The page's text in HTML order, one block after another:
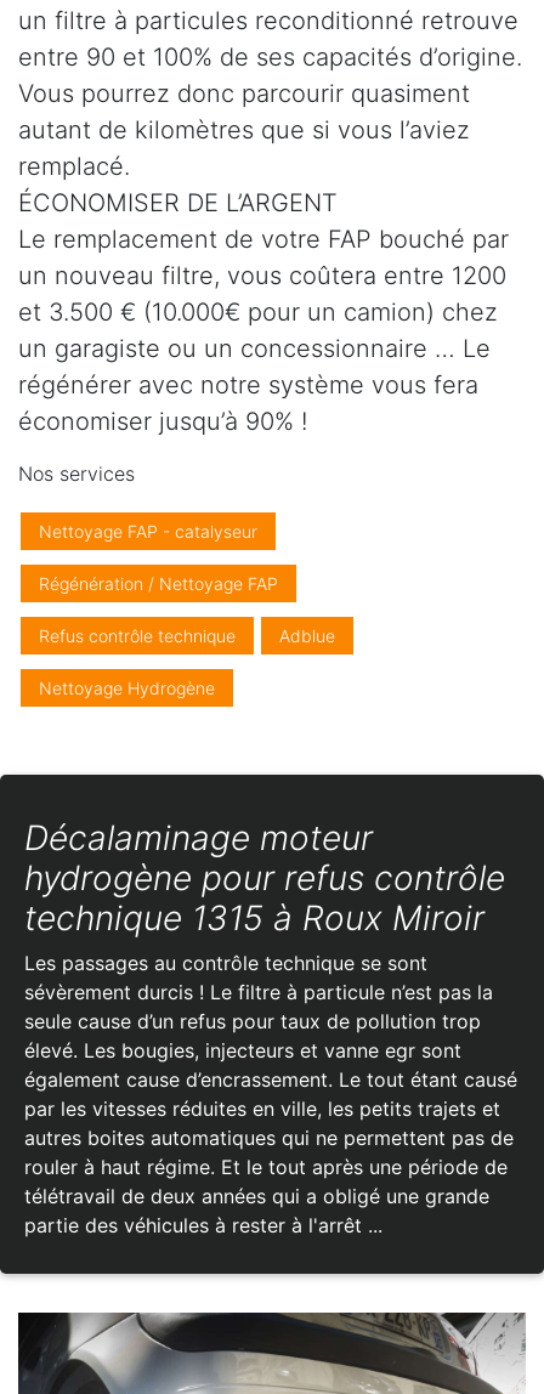
un filtre à particules reconditionné retrouve
entre 90 et 100% de ses capacités d’origine.
Vous pourrez donc parcourir quasiment
autant de kilomètres que si vous l’aviez
remplacé.
ÉCONOMISER DE L’ARGENT
Le remplacement de votre FAP bouché par
un nouveau filtre, vous coûtera entre 1200
et 3.500 € (10.000€ pour un camion) chez
un garagiste ou un concessionnaire … Le
régénérer avec notre système vous fera
économiser jusqu’à 90% !
Nos services
Nettoyage FAP - catalyseur
Régénération / Nettoyage FAP
Refus contrôle technique Adblue
Nettoyage Hydrogène
Décalaminage moteur
hydrogène pour refus contrôle
technique 1315 à Roux Miroir
Les passages au contrôle technique se sont
sévèrement durcis ! Le filtre à particule n’est pas la
seule cause d’un refus pour taux de pollution trop
élevé. Les bougies, injecteurs et vanne egr sont
également cause d’encrassement. Le tout étant causé
par les vitesses réduites en ville, les petits trajets et
autres boites automatiques qui ne permettent pas de
rouler à haut régime. Et le tout après une période de
télétravail de deux années qui a obligé une grande
partie des véhicules à rester à l'arrêt ...